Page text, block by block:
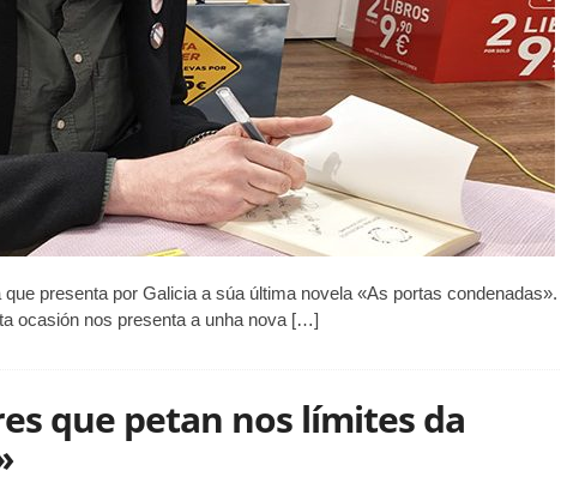
presenta por Galicia a súa última novela «As portas condenadas».
ocasión nos presenta a unha nova […]
que petan nos límites da